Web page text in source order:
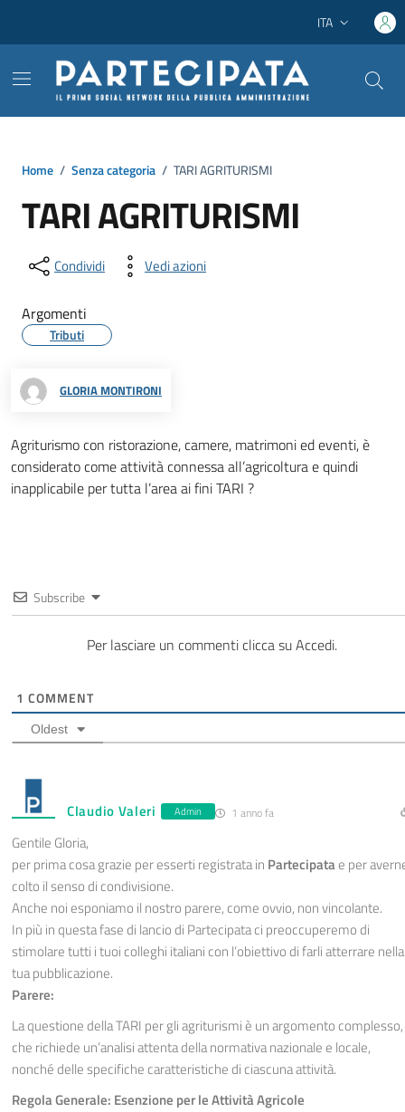
Lingua attiva:
ITA
Home / Senza categoria / TARI AGRITURISMI
TARI AGRITURISMI
Condividi Vedi azioni
Argomenti
Tributi
GLORIA MONTIRONI
Agriturismo con ristorazione, camere, matrimoni ed eventi, è
considerato come attività connessa all’agricoltura e quindi
inapplicabile per tutta l’area ai fini TARI ?
Subscribe
Per lasciare un commenti clicca su Accedi.
1 COMMENT
Oldest
Claudio Valeri Admin 1 anno fa
Gentile Gloria,
per prima cosa grazie per esserti registrata in Partecipatae per
colto il senso di condivisione.
Anche noi esponiamo il nostro parere, come ovvio, non vincolante.
In più in questa fase di lancio di Partecipata ci preoccuperemo di
stimolare tutti i tuoi colleghi italiani con l’obiettivo di farli atterrare nella
tua pubblicazione.
Parere:
La questione della TARI per gli agriturismi è un argomento complesso,
che richiede un’analisi attenta della normativa nazionale e locale,
nonché delle specifiche caratteristiche di ciascuna attività.
Regola Generale: Esenzione per le Attività Agricole